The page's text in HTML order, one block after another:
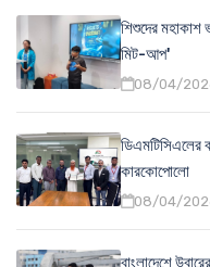
শিশুদের মহাকাশ
মিট-আপ'
08/04/
ডিএমটিসিএলের
কারকোপোলো
08/04/
বাংলাদেশে